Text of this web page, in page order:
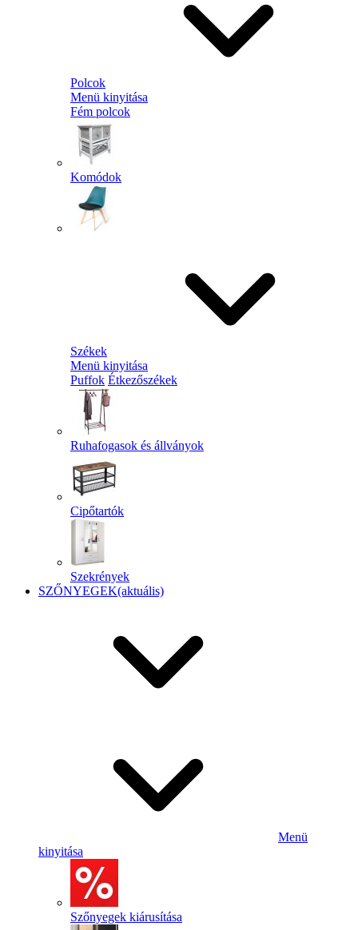
Polcok
Menü kinyitása
Fém polcok
Komódok
Székek
Menü kinyitása
Puffok Étkezőszékek
Ruhafogasok és állványok
Cipőtartók
Szekrények
SZŐNYEGEK(aktuális)
Menü
kinyitása
Szőnyegek kiárusítása